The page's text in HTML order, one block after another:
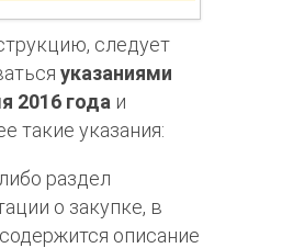
следует
указаниями
2016 года и
такие указания:
раздел
о закупке, в
описание